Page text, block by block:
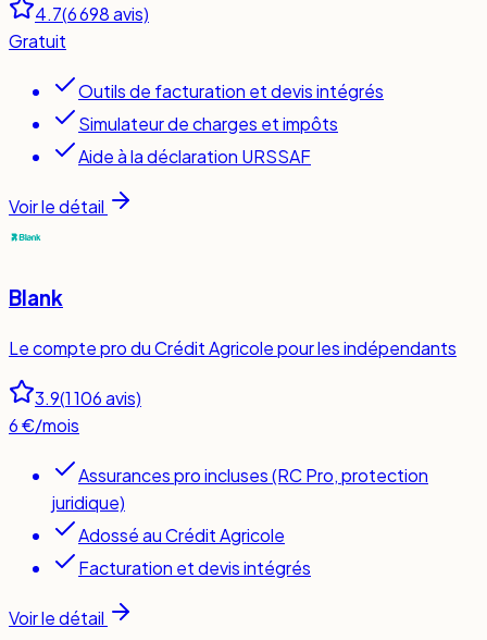
4.7(6 698avis)
Gratuit
Outils de facturation et devis intégrés
Simulateur de charges et impôts
Aide à la déclaration URSSAF
Voir le détail
Blank
Le compte pro du Crédit Agricole pour les indépendants
3.9(1 106avis)
6 €/mois
Assurances pro incluses (RC Pro, protection
juridique)
Adossé au Crédit Agricole
Facturation et devis intégrés
Voir le détail